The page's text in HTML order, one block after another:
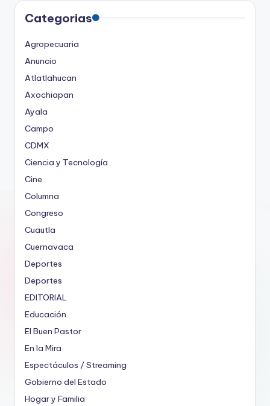
Categorias
Agropecuaria
Anuncio
Atlatlahucan
Axochiapan
Ayala
Campo
CDMX
Ciencia y Tecnología
Cine
Columna
Congreso
Cuautla
Cuernavaca
Deportes
Deportes
EDITORIAL
Educación
El Buen Pastor
En la Mira
Espectáculos / Streaming
Gobierno del Estado
Hogar y Familia